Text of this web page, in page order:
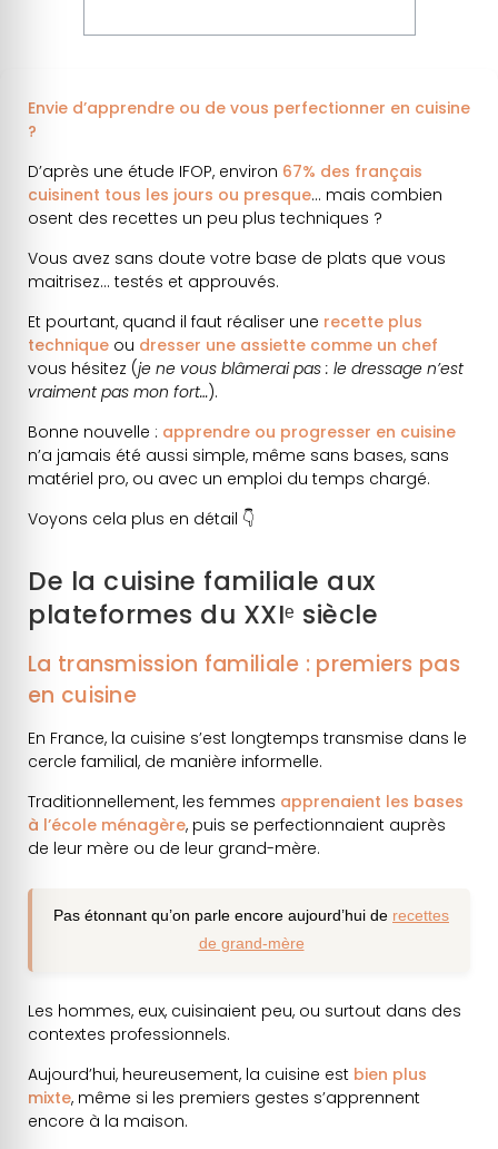
Envie d’apprendre ou de vous perfectionner en cuisine
?
D’après une étude IFOP, environ 67% des français
cuisinent tous les jours ou presque… mais combien
osent des recettes un peu plus techniques ?
Vous avez sans doute votre base de plats que vous
maitrisez… testés et approuvés.
Et pourtant, quand il faut réaliser une recette plus
technique ou dresser une assiette comme un chef
vous hésitez (je ne vous blâmerai pas : le dressage n’est
vraiment pas mon fort…).
Bonne nouvelle : apprendre ou progresser en cuisine
n’a jamais été aussi simple, même sans bases, sans
matériel pro, ou avec un emploi du temps chargé.
Voyons cela plus en détail 👇
De la cuisine familiale aux
plateformes du XXIᵉ siècle
La transmission familiale : premiers pas
en cuisine
En France, la cuisine s’est longtemps transmise dans le
cercle familial, de manière informelle.
Traditionnellement, les femmes apprenaient les bases
à l’école ménagère, puis se perfectionnaient auprès
de leur mère ou de leur grand-mère.
Pas étonnant qu’on parle encore aujourd’hui de recettes
de grand-mère
Les hommes, eux, cuisinaient peu, ou surtout dans des
contextes professionnels.
Aujourd’hui, heureusement, la cuisine est bien plus
mixte, même si les premiers gestes s’apprennent
encore à la maison.